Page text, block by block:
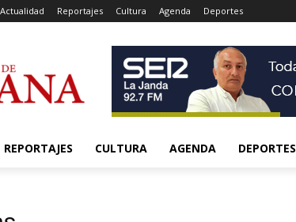
Actualidad Reportajes Cultura Agenda Deportes
REPORTAJES CULTURA AGENDA DEPORTES